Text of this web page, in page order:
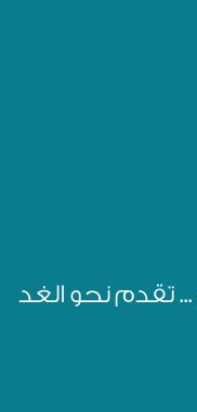
... تقدم نحو الغد